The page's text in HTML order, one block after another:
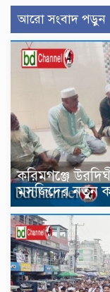
আরো সংবাদ পড়ুন
করিমগঞ্জে
মসজিদের নতুন